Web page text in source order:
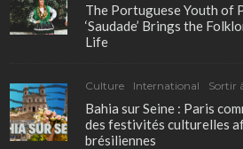
The Portuguese Youth of
‘Saudade’ Brings the
Life
Culture International Sortir
Bahia sur Seine : Paris
des festivités culturelles
brésiliennes